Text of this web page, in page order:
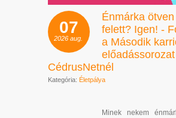
07
2026 aug.
Énmárka
felett? Igen! -
a Második
CédrusNetnél
Kategória: Életpálya
Minek nekem